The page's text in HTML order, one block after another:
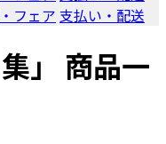
フェア 支払い・配送
」 商品一